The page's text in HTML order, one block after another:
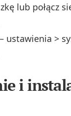
lub połącz
– ustawienia >
i